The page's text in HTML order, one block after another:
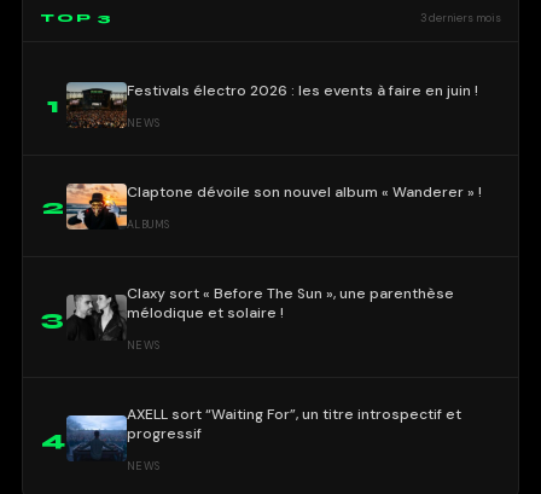
TOP 3 3 derniers mois
1
Festivals électro 2026 : les events à faire en juin !
NEWS
2
Claptone dévoile son nouvel album « Wanderer » !
ALBUMS
3
Claxy sort « Before The Sun », une parenthèse
mélodique et solaire !
NEWS
4
AXELL sort “Waiting For”, un titre introspectif et
progressif
NEWS